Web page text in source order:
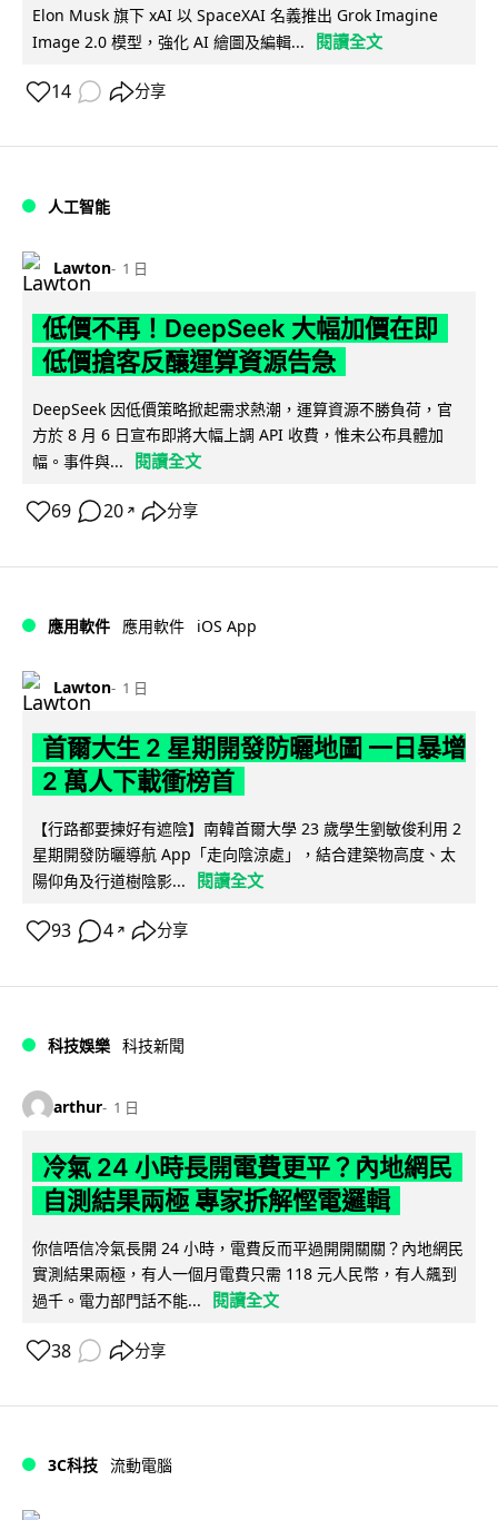
Elon Musk 旗下 xAI 以 SpaceXAI 名義推出 Grok Imagine
Image 2.0 模型，強化 AI 繪圖及編輯...
閱讀全文
14 分享
人工智能
Lawton 1 日
低價不再！DeepSeek 大幅加價在即
低價搶客反釀運算資源告急
DeepSeek 因低價策略掀起需求熱潮，運算資源不勝負荷，官
方於 8 月 6 日宣布即將大幅上調 API 收費，惟未公布具體加
幅。事件與...
閱讀全文
69 20 ↗ 分享
應用軟件 應用軟件 iOS App
Lawton 1 日
首爾大生 2 星期開發防曬地圖 一日暴增
2 萬人下載衝榜首
【行路都要揀好有遮陰】南韓首爾大學 23 歲學生劉敏俊利用 2
星期開發防曬導航 App「走向陰涼處」，結合建築物高度、太
陽仰角及行道樹陰影...
閱讀全文
93 4 ↗ 分享
科技娛樂 科技新聞
arthur 1 日
冷氣 24 小時長開電費更平？內地網民
自測結果兩極 專家拆解慳電邏輯
你信唔信冷氣長開 24 小時，電費反而平過開開關關？內地網民
實測結果兩極，有人一個月電費只需 118 元人民幣，有人飆到
過千。電力部門話不能...
閱讀全文
38 分享
3C科技 流動電腦